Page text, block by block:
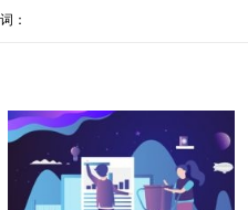
：